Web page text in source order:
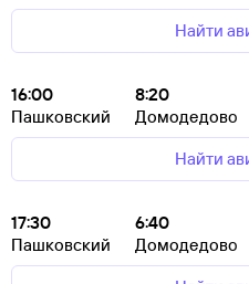
Найти
16:00
Пашковский
8:20
Домодедово
Найти
17:30
Пашковский
6:40
Домодедово